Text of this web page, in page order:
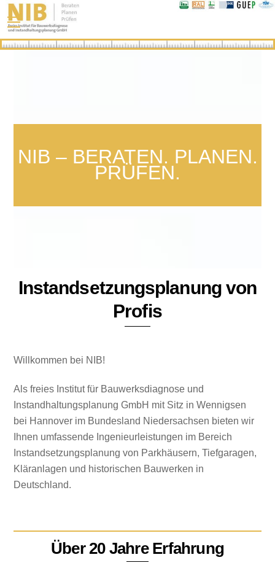
Skip
content
Menu
NIB – BERATEN. PLANEN.
PRÜFEN.
Instandsetzungsplanung von
Profis
Willkommen bei NIB!
Als freies Institut für Bauwerksdiagnose und
Instandhaltungsplanung GmbH mit Sitz in Wennigsen
bei Hannover im Bundesland Niedersachsen bieten wir
Ihnen umfassende Ingenieurleistungen im Bereich
Instandsetzungsplanung von Parkhäusern, Tiefgaragen,
Kläranlagen und historischen Bauwerken in
Deutschland.
Über 20 Jahre Erfahrung